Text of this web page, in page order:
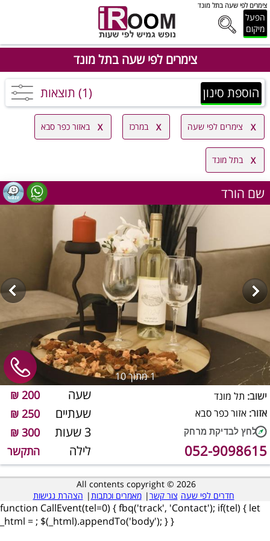
צימרים לפי שעה בתל מונד
הפעל
מיקום
צימרים לפי שעה בתל מונד
הוספת סינון (1) תוצאות
צימרים לפי שעה במרכז באזור כפר סבא
בתל מונד
שם הורד
1מתוך 10
שעה 200 ₪
שעתיים 250 ₪
3 שעות 300 ₪
לילה התקשר
ישוב: תל מונד
אזור: אזור כפר סבא
052-9098615
All contents copyright © 2026
חדרים לפי שעה צור קשר| מאמרים וכתבות | הצהרת נגישות
function CallEvent(tel=0) { fbq('track', 'Contact'); if(tel) { let
_html = ; $(_html).appendTo('body'); } }